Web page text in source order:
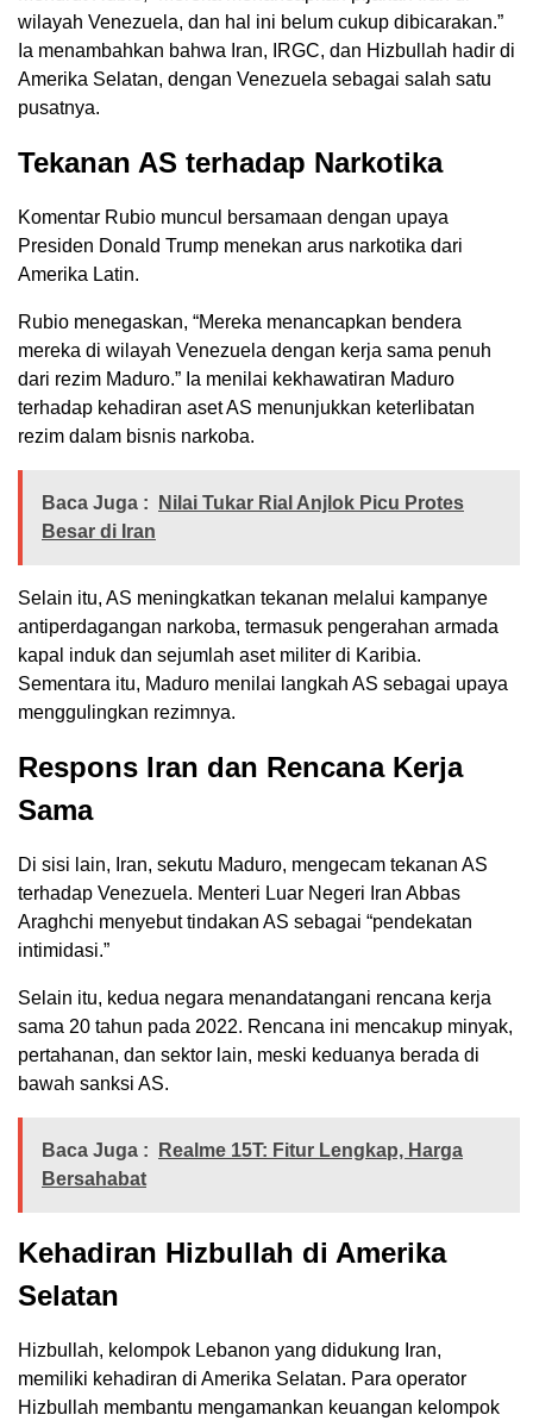
wilayah Venezuela, dan hal ini belum cukup dibicarakan.”
Ia menambahkan bahwa Iran, IRGC, dan Hizbullah hadir di
Amerika Selatan, dengan Venezuela sebagai salah satu
pusatnya.
Tekanan AS terhadap Narkotika
Komentar Rubio muncul bersamaan dengan upaya
Presiden Donald Trump menekan arus narkotika dari
Amerika Latin.
Rubio menegaskan, “Mereka menancapkan bendera
mereka di wilayah Venezuela dengan kerja sama penuh
dari rezim Maduro.” Ia menilai kekhawatiran Maduro
terhadap kehadiran aset AS menunjukkan keterlibatan
rezim dalam bisnis narkoba.
Baca Juga :
Nilai Tukar Rial Anjlok Picu Protes
Besar di Iran
Selain itu, AS meningkatkan tekanan melalui kampanye
antiperdagangan narkoba, termasuk pengerahan armada
kapal induk dan sejumlah aset militer di Karibia.
Sementara itu, Maduro menilai langkah AS sebagai upaya
menggulingkan rezimnya.
Respons Iran dan Rencana Kerja
Sama
Di sisi lain, Iran, sekutu Maduro, mengecam tekanan AS
terhadap Venezuela. Menteri Luar Negeri Iran Abbas
Araghchi menyebut tindakan AS sebagai “pendekatan
intimidasi.”
Selain itu, kedua negara menandatangani rencana kerja
sama 20 tahun pada 2022. Rencana ini mencakup minyak,
pertahanan, dan sektor lain, meski keduanya berada di
bawah sanksi AS.
Baca Juga :
Realme 15T: Fitur Lengkap, Harga
Bersahabat
Kehadiran Hizbullah di Amerika
Selatan
Hizbullah, kelompok Lebanon yang didukung Iran,
memiliki kehadiran di Amerika Selatan. Para operator
Hizbullah membantu mengamankan keuangan kelompok